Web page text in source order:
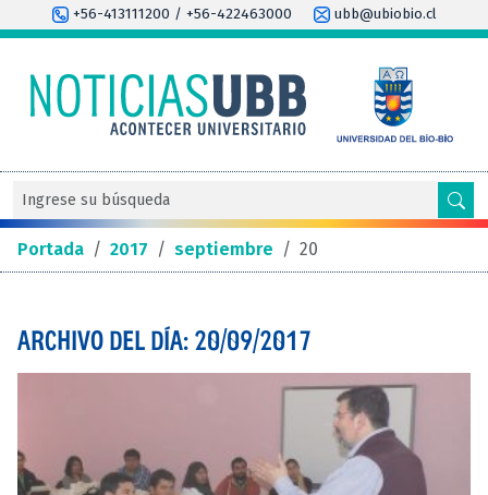
+56-413111200 / +56-422463000 ubb@ubiobio.cl
Portada / 2017 / septiembre / 20
ARCHIVO DEL DÍA: 20/09/2017